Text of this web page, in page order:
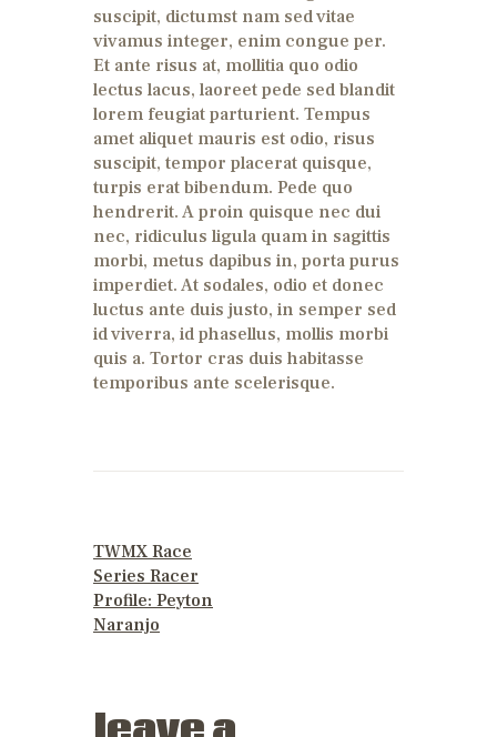
suscipit, dictumst nam sed vitae
vivamus integer, enim congue per.
Et ante risus at, mollitia quo odio
lectus lacus, laoreet pede sed blandit
lorem feugiat parturient. Tempus
amet aliquet mauris est odio, risus
suscipit, tempor placerat quisque,
turpis erat bibendum. Pede quo
hendrerit. A proin quisque nec dui
nec, ridiculus ligula quam in sagittis
morbi, metus dapibus in, porta purus
imperdiet. At sodales, odio et donec
luctus ante duis justo, in semper sed
id viverra, id phasellus, mollis morbi
quis a. Tortor cras duis habitasse
temporibus ante scelerisque.
TWMX Race
Series Racer
Profile: Peyton
Naranjo